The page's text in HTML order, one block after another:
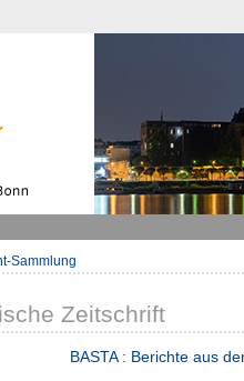
Sammlung
Zeitschrift
BASTA : Berichte aus